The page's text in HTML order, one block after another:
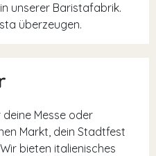
unserer Baristafabrik.
überzeugen.
Messe oder
Markt, dein Stadtfest
bieten italienisches